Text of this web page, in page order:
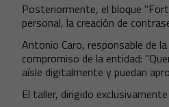
Posteriormente, el bloque
personal, la creación de
Antonio Caro, responsable de
compromiso de la entidad:
aísle digitalmente y puedan
El taller, dirigido